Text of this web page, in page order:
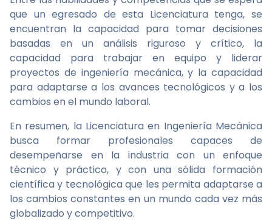
que un egresado de esta Licenciatura tenga, se
encuentran la capacidad para tomar decisiones
basadas en un análisis riguroso y crítico, la
capacidad para trabajar en equipo y liderar
proyectos de ingeniería mecánica, y la capacidad
para adaptarse a los avances tecnológicos y a los
cambios en el mundo laboral.
En resumen, la Licenciatura en Ingeniería Mecánica
busca formar profesionales capaces de
desempeñarse en la industria con un enfoque
técnico y práctico, y con una sólida formación
científica y tecnológica que les permita adaptarse a
los cambios constantes en un mundo cada vez más
globalizado y competitivo.